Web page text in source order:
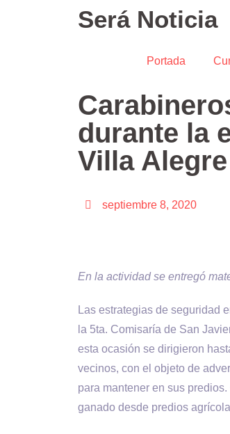
Será Noticia
Portada
durante la
Villa Alegre
septiembre 8, 2020
En la actividad se entregó
Las estrategias de seguridad
la 5ta. Comisaría de San
esta ocasión se dirigieron
vecinos, con el objeto de
para mantener en sus
ganado desde predios